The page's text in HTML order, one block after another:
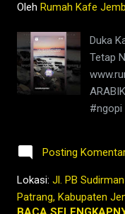
Oleh Rumah Kafe
Duka
Tetap
#ngopi
Posting
Lokasi: Jl. PB
Patrang, Kabupaten